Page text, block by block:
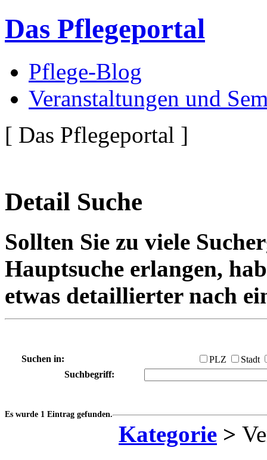
Das Pflegeportal
Pflege-Blog
Veranstaltungen und
[ Das Pflegeportal ]
Detail Suche
Sollten Sie zu viele
Hauptsuche erlangen,
etwas detaillierter nach
Suchen in: PLZ
Stadt
Suchbegriff:
Es wurde 1 Eintrag gefunden.
Kategorie >